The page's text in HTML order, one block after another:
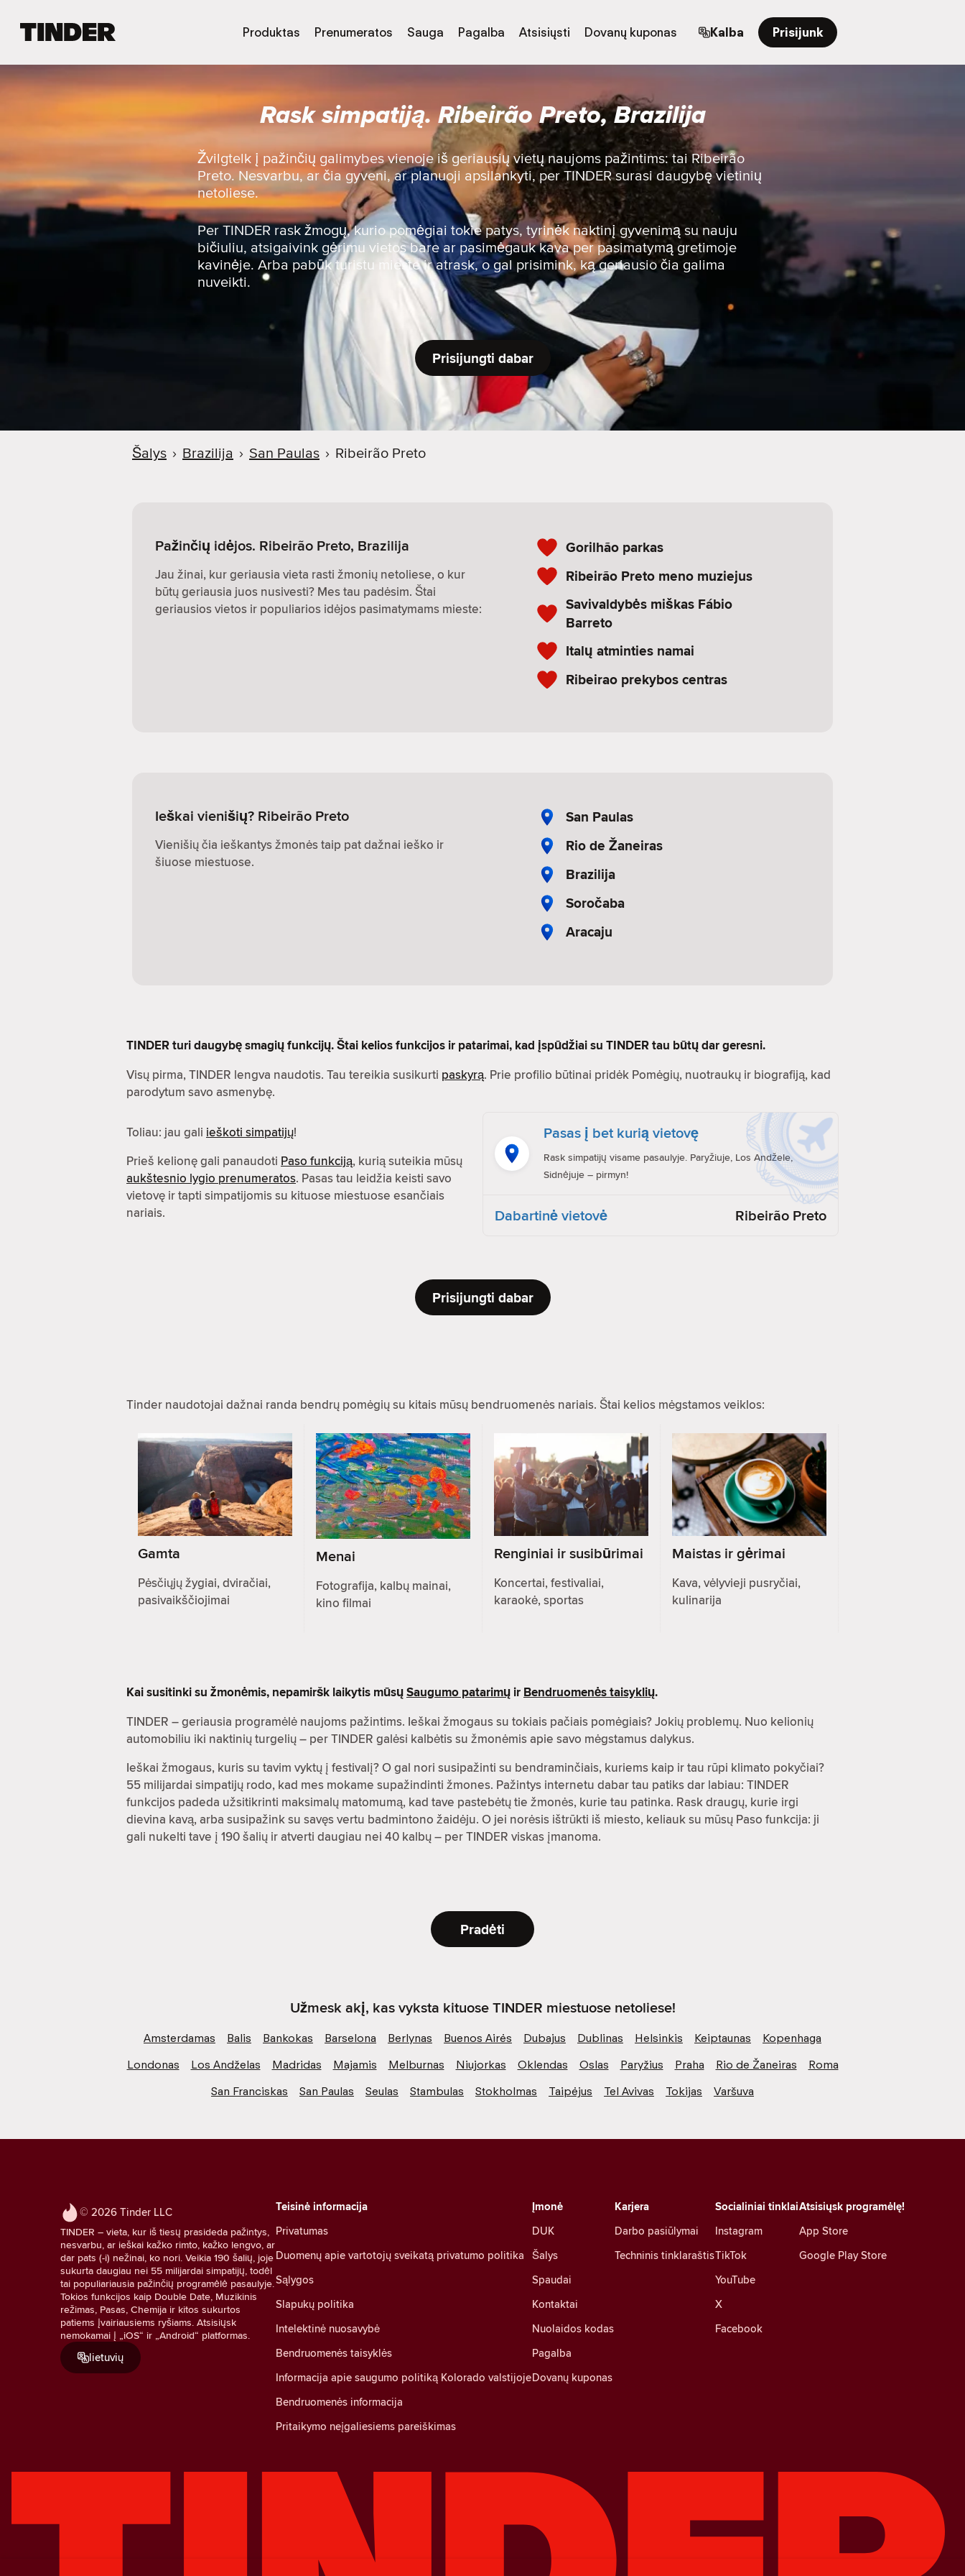
E
i
n
d
Produktas Prenumeratos Sauga Pagalba Atsisiųsti Dovanų kuponas Kalba Prisijunk
Rask simpatiją. Ribeirão Preto, Brazilija
Žvilgtelk į pažinčių galimybes vienoje iš geriausių vietų naujoms pažintims: tai Ribeirão
Preto. Nesvarbu, ar čia gyveni, ar planuoji apsilankyti, per TINDER surasi daugybę vietinių
netoliese.
Per TINDER rask žmogų, kurio pomėgiai tokie patys, tyrinėk naktinį gyvenimą su nauju
bičiuliu, atsigaivink gėrimu vietos bare ar pasimėgauk kava per pasimatymą gretimoje
kavinėje. Arba pabūk turistu mieste ir atrask, o gal prisimink, ką geriausio čia galima
nuveikti.
Prisijungti dabar
Šalys › Brazilija › San Paulas › Ribeirão Preto
Pažinčių idėjos. Ribeirão Preto, Brazilija
Jau žinai, kur geriausia vieta rasti žmonių netoliese, o kur
būtų geriausia juos nusivesti? Mes tau padėsim. Štai
geriausios vietos ir populiarios idėjos pasimatymams mieste:
Gorilhão parkas
Ribeirão Preto meno muziejus
Savivaldybės miškas Fábio
Barreto
Italų atminties namai
Ribeirao prekybos centras
Ieškai vienišių? Ribeirão Preto
Vienišių čia ieškantys žmonės taip pat dažnai ieško ir
šiuose miestuose.
San Paulas
Rio de Žaneiras
Brazilija
Soročaba
Aracaju
TINDER turi daugybę smagių funkcijų. Štai kelios funkcijos ir patarimai, kad įspūdžiai su TINDER tau būtų dar geresni.
Visų pirma, TINDER lengva naudotis. Tau tereikia susikurti paskyrą. Prie profilio būtinai pridėk Pomėgių, nuotraukų ir biografiją, kad
parodytum savo asmenybę.
Toliau: jau gali ieškoti simpatijų!
Prieš kelionę gali panaudoti Paso funkciją, kurią suteikia mūsų
aukštesnio lygio prenumeratos. Pasas tau leidžia keisti savo
vietovę ir tapti simpatijomis su kituose miestuose esančiais
nariais.
Pasas į bet kurią vietovę
Rask simpatijų visame pasaulyje. Paryžiuje, Los Andžele,
Sidnėjuje – pirmyn!
Dabartinė vietovė Ribeirão Preto
Prisijungti dabar
Tinder naudotojai dažnai randa bendrų pomėgių su kitais mūsų bendruomenės nariais. Štai kelios mėgstamos veiklos:
Gamta
Pėsčiųjų žygiai, dviračiai,
pasivaikščiojimai
Menai
Fotografija, kalbų mainai,
kino filmai
Renginiai ir susibūrimai
Koncertai, festivaliai,
karaokė, sportas
Maistas ir gėrimai
Kava, vėlyvieji pusryčiai,
kulinarija
Kai susitinki su žmonėmis, nepamiršk laikytis mūsųSaugumo patarimų ir Bendruomenės taisyklių.
TINDER – geriausia programėlė naujoms pažintims. Ieškai žmogaus su tokiais pačiais pomėgiais? Jokių problemų. Nuo kelionių
automobiliu iki naktinių turgelių – per TINDER galėsi kalbėtis su žmonėmis apie savo mėgstamus dalykus.
Ieškai žmogaus, kuris su tavim vyktų į festivalį? O gal nori susipažinti su bendraminčiais, kuriems kaip ir tau rūpi klimato pokyčiai?
55 milijardai simpatijų rodo, kad mes mokame supažindinti žmones. Pažintys internetu dabar tau patiks dar labiau: TINDER
funkcijos padeda užsitikrinti maksimalų matomumą, kad tave pastebėtų tie žmonės, kurie tau patinka. Rask draugų, kurie irgi
dievina kavą, arba susipažink su savęs vertu badmintono žaidėju. O jei norėsis ištrūkti iš miesto, keliauk su mūsų Paso funkcija: ji
gali nukelti tave į 190 šalių ir atverti daugiau nei 40 kalbų – per TINDER viskas įmanoma.
Pradėti
Užmesk akį, kas vyksta kituose TINDER miestuose netoliese!
Amsterdamas Balis Bankokas Barselona Berlynas Buenos Airės Dubajus Dublinas Helsinkis Keiptaunas
Kopenhaga
Londonas
Los Andželas Madridas Majamis Melburnas Niujorkas Oklendas Oslas Paryžius Praha Rio de Žaneiras
Roma
San Franciskas
San Paulas Seulas Stambulas Stokholmas Taipėjus Tel Avivas Tokijas Varšuva
© 2026 Tinder LLC
TINDER – vieta, kur iš tiesų prasideda pažintys,
nesvarbu, ar ieškai kažko rimto, kažko lengvo, ar
dar pats (-i) nežinai, ko nori. Veikia 190 šalių, joje
sukurta daugiau nei 55 milijardai simpatijų, todėl
tai populiariausia pažinčių programėlė pasaulyje.
Tokios funkcijos kaip Double Date, Muzikinis
režimas, Pasas, Chemija ir kitos sukurtos
patiems įvairiausiems ryšiams. Atsisiųsk
nemokamai į „iOS“ ir „Android“ platformas.
lietuvių
Socialiniai tinklai
Instagram
TikTok
YouTube
X
Facebook
Teisinė informacija
Privatumas
Duomenų apie vartotojų sveikatą privatumo politika
Sąlygos
Slapukų politika
Intelektinė nuosavybė
Bendruomenės taisyklės
Informacija apie saugumo politiką Kolorado valstijoje
Bendruomenės informacija
Pritaikymo neįgaliesiems pareiškimas
Karjera
Darbo pasiūlymai
Techninis tinklaraštis
Įmonė
DUK
Šalys
Spaudai
Kontaktai
Nuolaidos kodas
Pagalba
Dovanų kuponas
Atsisiųsk programėlę!
App Store
Google Play Store